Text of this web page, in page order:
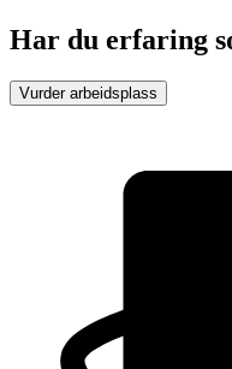
Har du erfaring
Vurder arbeidsplass